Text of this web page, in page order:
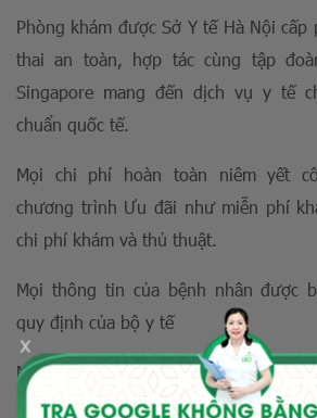
Phòng khám được Sở Y tế Hà Nội
thai an toàn, hợp tác cùng tập
Singapore mang đến dịch vụ y tế
chuẩn quốc tế.
Mọi chi phí hoàn toàn niêm yết
chương trình Ưu đãi như miễn phí
chi phí khám và thủ thuật.
Mọi thông tin của bệnh nhân được
quy định của bộ y tế
Ngoài phá thai bằng thuốc, phòng
pháp hút thai chân không siêu dẫn
x